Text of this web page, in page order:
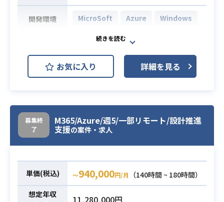
開発環境 MicroSoft Azure Windows
大手信託銀行グループにてグループ
向けOA基盤をグループ会社（20社
弱）へ展開するPJにて、
証、M365、MECM、LanScopre）の
各領域の設計～移行工程の
リーダーおよびメンバを募集いたし
ます。
必須スキル
・OA構築PJの経験
・Azure、M365
・Windowsサーバ／クライアント製
お気に入り 詳細を見る
募集終
了
M365/Azure/週5/一部リモート/設計推進
支援の案件・求人
単価(税込) 〜940,000円/月
（140時間 ~ 180時間）
想定年収
11,280,000円